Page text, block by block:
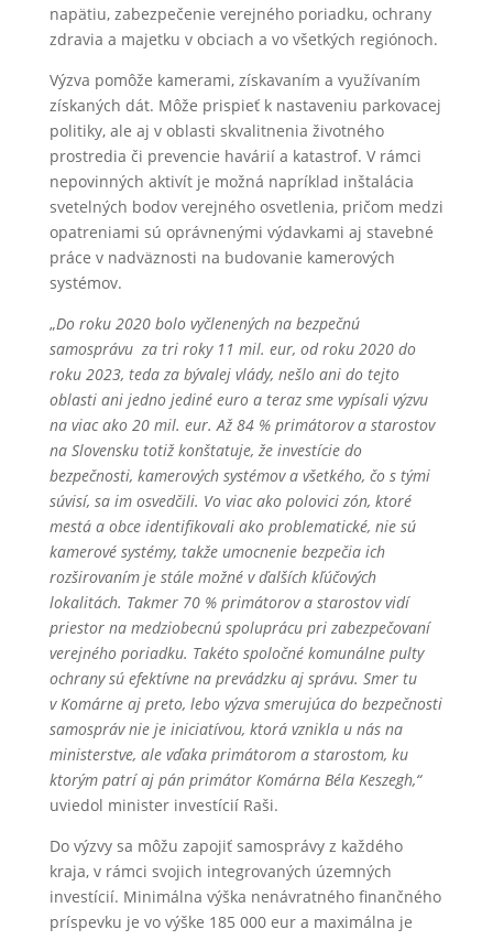
napätiu, zabezpečenie verejného poriadku, ochrany
zdravia a majetku v obciach a vo všetkých regiónoch.
Výzva pomôže kamerami, získavaním a využívaním
získaných dát. Môže prispieť k nastaveniu parkovacej
politiky, ale aj v oblasti skvalitnenia životného
prostredia či prevencie havárií a katastrof. V rámci
nepovinných aktivít je možná napríklad inštalácia
svetelných bodov verejného osvetlenia, pričom medzi
opatreniami sú oprávnenými výdavkami aj stavebné
práce v nadväznosti na budovanie kamerových
systémov.
„Do roku 2020 bolo vyčlenených na bezpečnú
samosprávu za tri roky 11 mil. eur, od roku 2020 do
roku 2023, teda za bývalej vlády, nešlo ani do tejto
oblasti ani jedno jediné euro a teraz sme vypísali výzvu
na viac ako 20 mil. eur. Až 84 % primátorov a starostov
na Slovensku totiž konštatuje, že investície do
bezpečnosti, kamerových systémov a všetkého, čo s tými
súvisí, sa im osvedčili. Vo viac ako polovici zón, ktoré
mestá a obce identifikovali ako problematické, nie sú
kamerové systémy, takže umocnenie bezpečia ich
rozširovaním je stále možné v ďalších kľúčových
lokalitách. Takmer 70 % primátorov a starostov vidí
priestor na medziobecnú spoluprácu pri zabezpečovaní
verejného poriadku. Takéto spoločné komunálne pulty
ochrany sú efektívne na prevádzku aj správu. Smer tu
v Komárne aj preto, lebo výzva smerujúca do bezpečnosti
samospráv nie je iniciatívou, ktorá vznikla u nás na
ministerstve, ale vďaka primátorom a starostom, ku
ktorým patrí aj pán primátor Komárna Béla Keszegh,“
uviedol minister investícií Raši.
Do výzvy sa môžu zapojiť samosprávy z každého
kraja, v rámci svojich integrovaných územných
investícií. Minimálna výška nenávratného finančného
príspevku je vo výške 185 000 eur a maximálna je